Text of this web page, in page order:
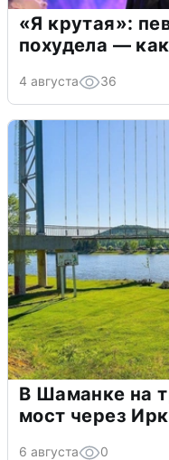
«Я крутая»:
похудела —
4 августа 36
В Шаманке на
мост через
6 августа 0